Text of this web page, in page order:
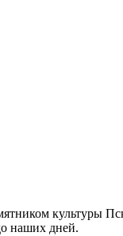
культуры
наших дней.